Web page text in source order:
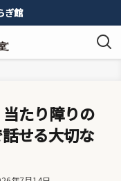
当たり障りの
せる大切な